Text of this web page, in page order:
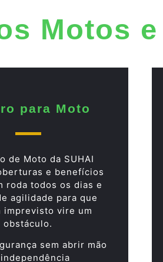
Motos
para Moto
de Moto da SUHAI
e benefícios
roda todos os dias e
agilidade para que
imprevisto vire um
obstáculo.
sem abrir mão